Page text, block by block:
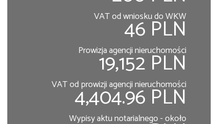
VAT od wniosku do WKW
46 PLN
Prowizja agencji nieruchomości
19,152 PLN
VAT od prowizji agencji nieruchomości
4,404.96 PLN
Wypisy aktu notarialnego - około